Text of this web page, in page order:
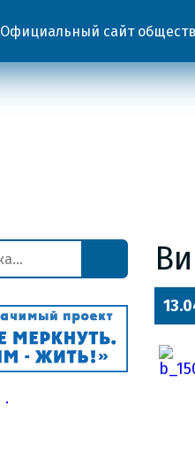
Официальный сайт